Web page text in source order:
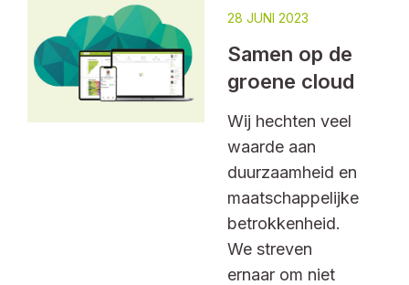
28 JUNI 2023
Samen op de
groene cloud
Wij hechten veel
waarde aan
duurzaamheid en
maatschappelijke
betrokkenheid.
We streven
ernaar om niet